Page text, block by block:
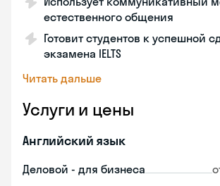
естественного общения
Готовит студентов к успешной
экзамена IELTS
Читать дальше
Услуги и цены
Английский язык
Деловой - для бизнеса